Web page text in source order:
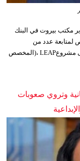
مكتب بيروت في البنك
لمتابعة عدد من
المشاريع قيد التنفيذ، وجرى التركيز بشكل خاص على مشروعLEAP ،(المخصص
وتروي صعوبات